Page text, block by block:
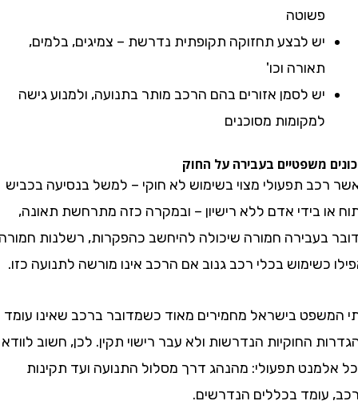
פשוטה
יש לבצע תחזוקה תקופתית נדרשת – צמיגים, בלמים,
תאורה וכו'
יש לסמן אזורים בהם הרכב מותר בתנועה, ולמנוע גישה
למקומות מסוכנים
משפטיים בעבירה על החוק
תפעולי מצוי בשימוש לא חוקי – למשל בנסיעה בכביש
בידי אדם ללא רישיון – ובמקרה כזה מתרחשת תאונה,
חמורה שיכולה להיחשב כהפקרות, רשלנות חמורה
כשימוש בכלי רכב גנוב אם הרכב אינו מורשה לתנועה כזו.
בישראל מחמירים מאוד כשמדובר ברכב שאינו עומד
החוקיות הנדרשות ולא עבר רישוי תקין. לכן, חשוב לוודא
תפעולי: מהנהג דרך מסלול התנועה ועד תקינות
בכללים הנדרשים.